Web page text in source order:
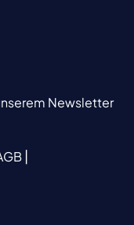
Newsletter
|